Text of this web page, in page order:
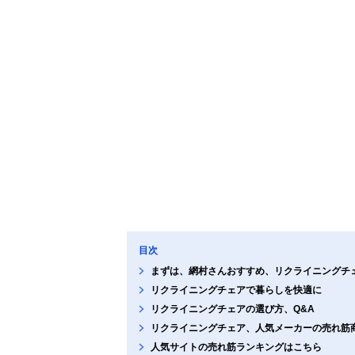
目次
まずは、網村さんおすすめ、リクライニングチ
リクライニングチェアで暮らしを快適に
リクライニングチェアの選び方、Q&A
リクライニングチェア、人気メーカーの売れ筋
人気サイトの売れ筋ランキングはこちら